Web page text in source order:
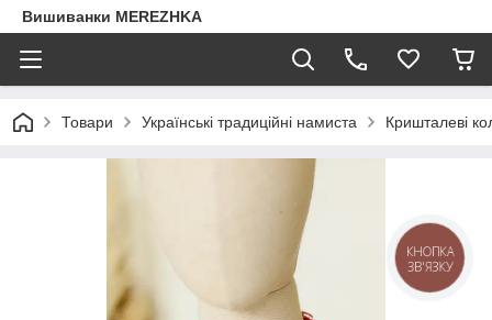
Вишиванки MEREZHKA
Товари Українські традиційні намиста Кришталеві
КНОПКА
ЗВ'ЯЗКУ